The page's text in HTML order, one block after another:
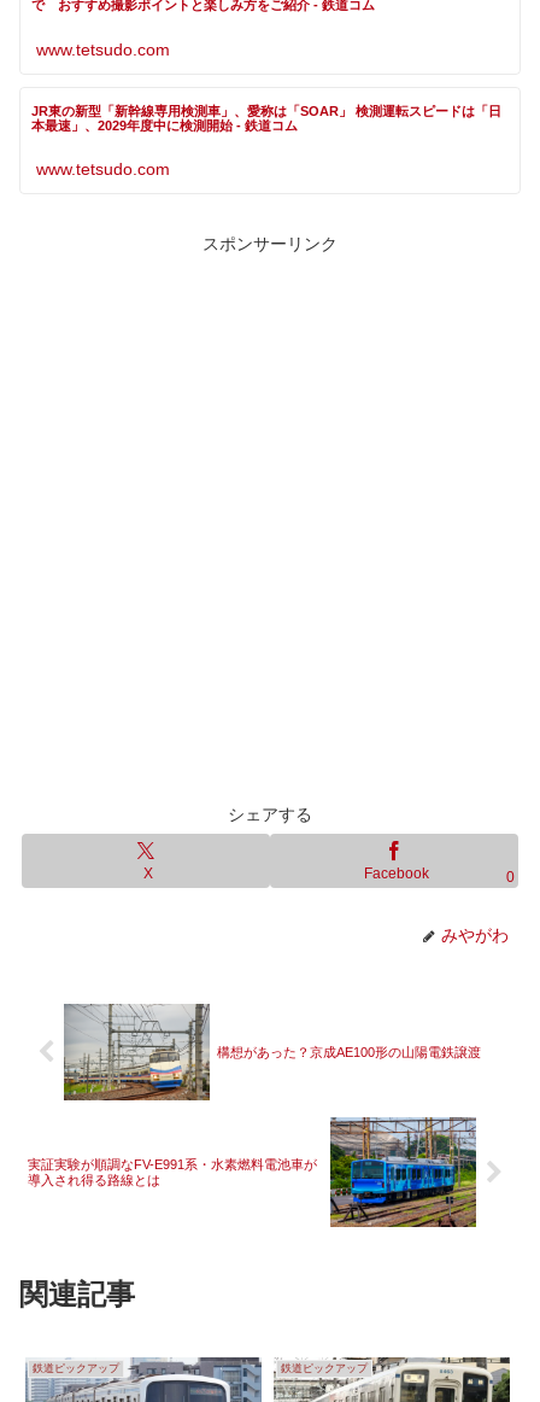
で おすすめ撮影ポイントと楽しみ方をご紹介 - 鉄道コム
www.tetsudo.com
JR東の新型「新幹線専用検測車」、愛称は「SOAR」 検測運転スピードは「日
本最速」、2029年度中に検測開始 - 鉄道コム
www.tetsudo.com
スポンサーリンク
シェアする
X Facebook 0
みやがわ
構想があった？京成AE100形の山陽電鉄譲渡
実証実験が順調なFV-E991系・水素燃料電池車が
導入され得る路線とは
関連記事
鉄道ピックアップ 鉄道ピックアップ